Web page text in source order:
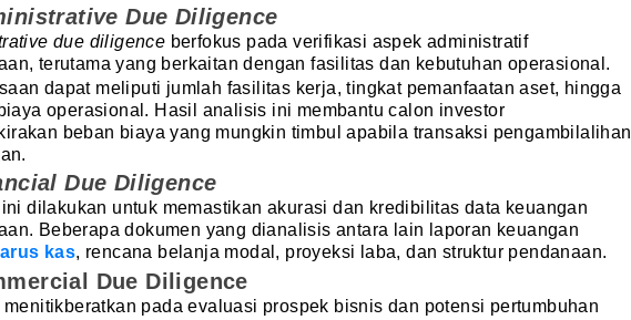
Due Diligence
due diligence berfokus pada verifikasi aspek administratif
terutama yang berkaitan dengan fasilitas dan kebutuhan operasional.
dapat meliputi jumlah fasilitas kerja, tingkat pemanfaatan aset, hingga
operasional. Hasil analisis ini membantu calon investor
beban biaya yang mungkin timbul apabila transaksi pengambilalihan
Due Diligence
dilakukan untuk memastikan akurasi dan kredibilitas data keuangan
Beberapa dokumen yang dianalisis antara lain laporan keuangan
arus kas, rencana belanja modal, proyeksi laba, dan struktur pendanaan.
Due Diligence
pada evaluasi prospek bisnis dan potensi pertumbuhan